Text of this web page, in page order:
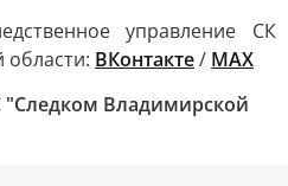
управление СК
области: ВКонтакте/ MAX
Владимирской